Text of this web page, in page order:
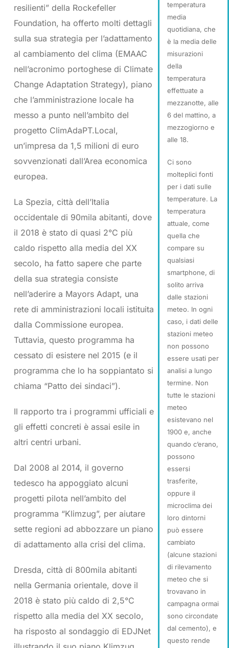
temperatura
media
quotidiana, che
è la media delle
misurazioni
della
temperatura
effettuate a
mezzanotte, alle
6 del mattino, a
mezzogiorno e
alle 18.
Ci sono
molteplici fonti
per i dati sulle
temperature. La
temperatura
attuale, come
quella che
compare su
qualsiasi
smartphone, di
solito arriva
dalle stazioni
meteo. In ogni
caso, i dati delle
stazioni meteo
non possono
essere usati per
analisi a lungo
termine. Non
tutte le stazioni
meteo
esistevano nel
1900 e, anche
quando c’erano,
possono
essersi
trasferite,
oppure il
microclima dei
loro dintorni
può essere
cambiato
(alcune stazioni
di rilevamento
meteo che si
trovavano in
campagna ormai
sono circondate
dal cemento), e
questo rende
resilienti” della Rockefeller
Foundation, ha offerto molti dettagli
sulla sua strategia per l’adattamento
al cambiamento del clima (EMAAC
nell’acronimo portoghese di Climate
Change Adaptation Strategy), piano
che l’amministrazione locale ha
messo a punto nell’ambito del
progetto ClimAdaPT.Local,
un’impresa da 1,5 milioni di euro
sovvenzionati dall’Area economica
europea.
La Spezia, città dell’Italia
occidentale di 90mila abitanti, dove
il 2018 è stato di quasi 2°C più
caldo rispetto alla media del XX
secolo, ha fatto sapere che parte
della sua strategia consiste
nell’aderire a Mayors Adapt, una
rete di amministrazioni locali istituita
dalla Commissione europea.
Tuttavia, questo programma ha
cessato di esistere nel 2015 (e il
programma che lo ha soppiantato si
chiama “Patto dei sindaci”).
Il rapporto tra i programmi ufficiali e
gli effetti concreti è assai esile in
altri centri urbani.
Dal 2008 al 2014, il governo
tedesco ha appoggiato alcuni
progetti pilota nell’ambito del
programma “Klimzug”, per aiutare
sette regioni ad abbozzare un piano
di adattamento alla crisi del clima.
Dresda, città di 800mila abitanti
nella Germania orientale, dove il
2018 è stato più caldo di 2,5°C
rispetto alla media del XX secolo,
ha risposto al sondaggio di EDJNet